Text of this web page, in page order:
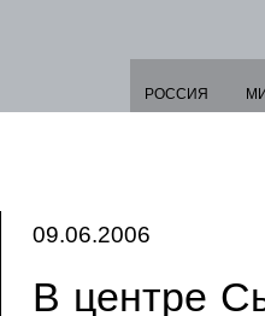
РОССИЯ
09.06.2006
В центре